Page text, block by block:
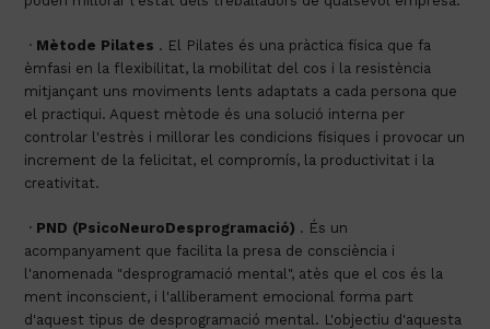
· Mètode Pilates . El Pilates és una pràctica física que fa
èmfasi en la flexibilitat, la mobilitat del cos i la resistència
mitjançant uns moviments lents adaptats a cada persona que
el practiqui. Aquest mètode és una solució interna per
controlar l'estrès i millorar les condicions físiques i provocar un
increment de la felicitat, el compromís, la productivitat i la
creativitat.
· PND (PsicoNeuroDesprogramació) . És un
acompanyament que facilita la presa de consciència i
l'anomenada "desprogramació mental", atès que el cos és la
ment inconscient, i l'alliberament emocional forma part
d'aquest tipus de desprogramació mental. L'objectiu d'aquesta